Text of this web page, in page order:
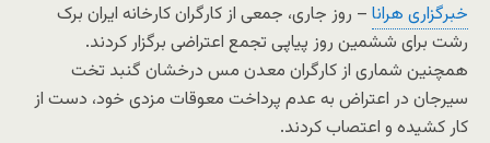
خبرگزاری هرانا – روز جاری، جمعی از کارگران کارخانه ایران برک
رشت برای ششمین روز پیاپی تجمع اعتراضی برگزار کردند.
همچنین شماری از کارگران معدن مس درخشان گنبد تخت
سیرجان در اعتراض به عدم پرداخت معوقات مزدی خود، دست از
کار کشیده و اعتصاب کردند.